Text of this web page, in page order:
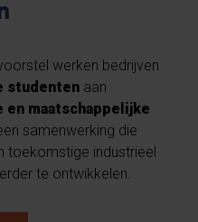
werken bedrijven
studenten aan
maatschappelijke
samenwerking die
toekomstige industrieel
te ontwikkelen.